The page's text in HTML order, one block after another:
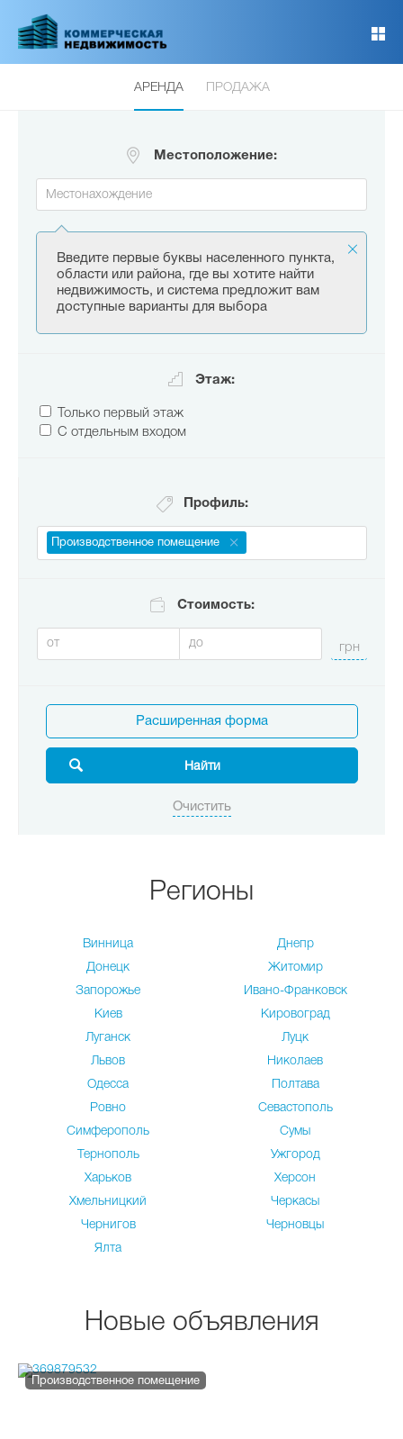
основному
АРЕНДА ПРОДАЖА
Местоположение:
Введите первые буквы населенного пункта,
области или района, где вы хотите найти
недвижимость, и система предложит вам
доступные варианты для выбора
Этаж:
Только первый этаж
С отдельным входом
Профиль:
Производственное помещение
Стоимость:
Расширенная форма
Регионы
Винница
Днепр
Донецк
Житомир
Запорожье
Ивано-Франковск
Киев
Кировоград
Луганск
Луцк
Львов
Николаев
Одесса
Полтава
Ровно
Севастополь
Симферополь
Сумы
Тернополь
Ужгород
Харьков
Херсон
Хмельницкий
Черкасы
Чернигов
Черновцы
Ялта
Новые объявления
Производственное помещение